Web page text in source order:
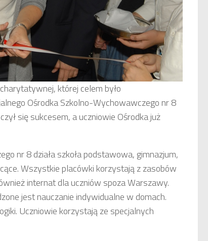
której celem było
Ośrodka Szkolno-Wychowawczego nr 8
się sukcesem, a uczniowie Ośrodka już
nr 8 działa szkoła podstawowa, gimnazjum,
Wszystkie placówki korzystają z zasobów
internat dla uczniów spoza Warszawy.
jest nauczanie indywidualne w domach.
Uczniowie korzystają ze specjalnych